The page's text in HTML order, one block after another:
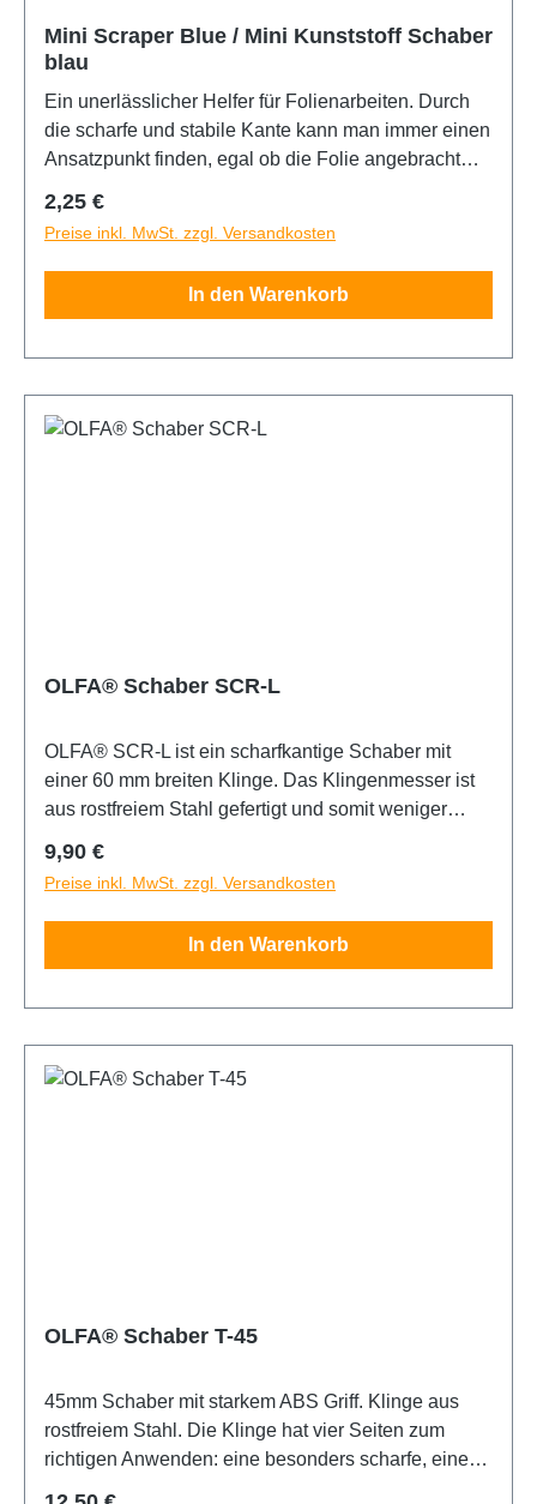
Mini Scraper Blue / Mini Kunststoff Schaber
blau
Ein unerlässlicher Helfer für Folienarbeiten. Durch
die scharfe und stabile Kante kann man immer einen
Ansatzpunkt finden, egal ob die Folie angebracht
breit.
Regulärer Preis:
2,25 €
Preise inkl. MwSt. zzgl. Versandkosten
In den Warenkorb
OLFA® Schaber SCR-L
OLFA® SCR-L ist ein scharfkantige Schaber mit
einer 60 mm breiten Klinge. Das Klingenmesser ist
aus rostfreiem Stahl gefertigt und somit weniger
ist. Der Griff sitzt fest und komfortabel in der Hand,
wodurch ermüdungsfreies Arbeiten ermöglicht
wird. Dieser Schaber eignet sich gut zur Entfernung
von Dichtungsmaterial, zur Reinigung von
Fensterfolie), zur Reinigung von Wänden, Decken,
Schabers ist nicht austauschbar. Sicherheitshinweis:
Regulärer Preis:
9,90 €
Preise inkl. MwSt. zzgl. Versandkosten
In den Warenkorb
OLFA® Schaber T-45
45mm Schaber mit starkem ABS Griff. Klinge aus
rostfreiem Stahl. Die Klinge hat vier Seiten zum
richtigen Anwenden: eine besonders scharfe, eine